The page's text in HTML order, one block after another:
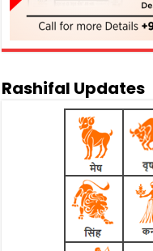
Rashifal Updates